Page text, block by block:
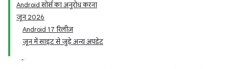
Android सोर्स का अनुरोध करना
जून 2026
Android 17 रिलीज़
जून में साइट से जुड़े अन्य अपडेट